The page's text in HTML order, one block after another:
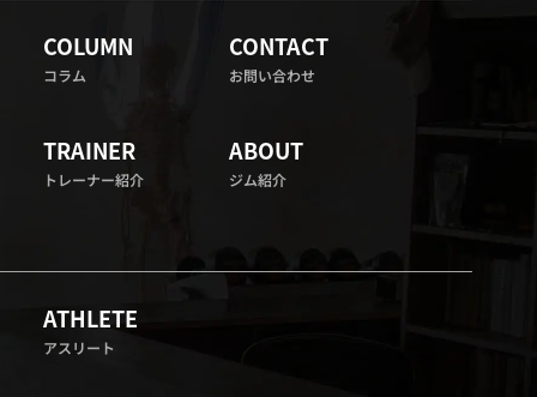
COLUMN
コラム
CONTACT
お問い合わせ
TRAINER
トレーナー紹介
ABOUT
ジム紹介
ATHLETE
アスリート